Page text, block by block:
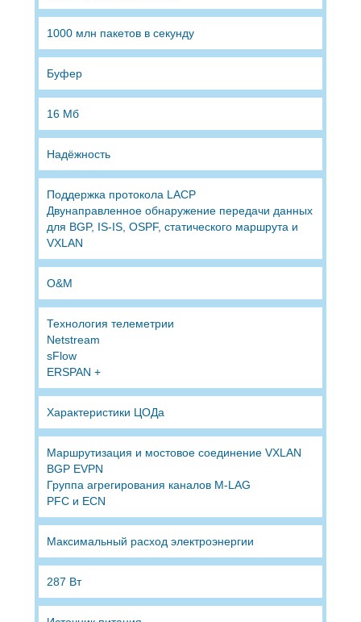
1000 млн пакетов в секунду
Буфер
16 Мб
Надёжность
Поддержка протокола LACP
Двунаправленное обнаружение передачи данных
для BGP, IS-IS, OSPF, статического маршрута и
VXLAN
O&M
Технология телеметрии
Netstream
sFlow
ERSPAN +
Характеристики ЦОДа
Маршрутизация и мостовое соединение VXLAN
BGP EVPN
Группа агрегирования каналов M-LAG
PFC и ECN
Максимальный расход электроэнергии
287 Вт